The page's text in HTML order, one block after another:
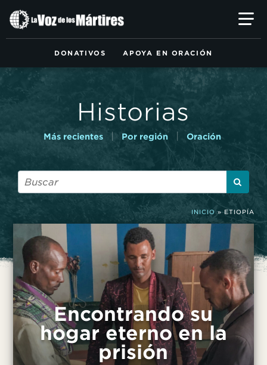
contenido
principal
DONATIVOS APOYA EN ORACIÓN
Historias
Más recientes | Por región Oración
INICIO »ETIOPÍA
Encontrando su
hogar eterno en la
prisión